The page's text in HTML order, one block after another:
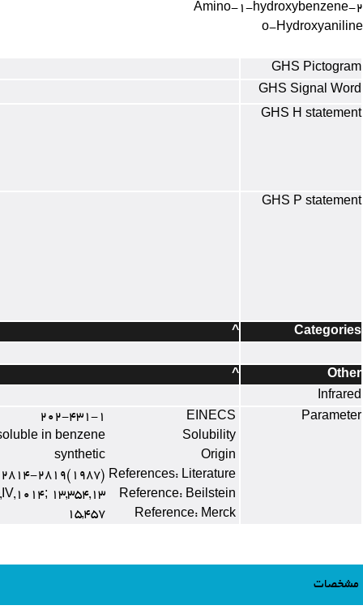
2-Amino-1-hydroxybenzene
o-Hydroxyaniline
GHS Pictogram
GHS Signal Word
GHS H statement
GHS P statement
Categories
^
Other
^
Infrared
Parameter
EINECS
202-431-1
Solubility
in benzene
Origin
synthetic
References: Literature
2819(1987).
Reference: Beilstein
13,I,143; 13,II,220; 13,III,991; 13,IV,1014; 13,354
Reference: Merck
15,457
مشخصات